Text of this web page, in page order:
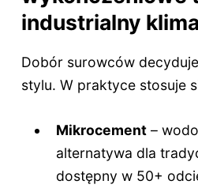
industrialny
Dobór surowców
stylu. W praktyce stosuje
Mikrocement –
alternatywa dla
dostępny w 50+